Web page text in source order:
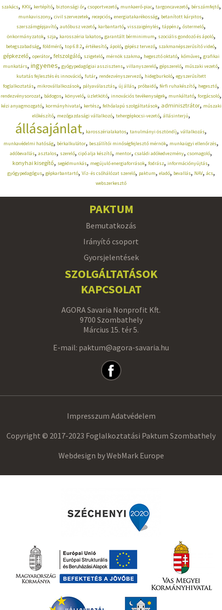
szakács, KKV, kertépítő, biztonsági őr, csoportvezető, munkaerő-piac, targoncavezető, bérszámfejtő,
munkaviszony, civil szervezetek, recepciós, energiatakarékosság, betanított kárpitos,
szerszámgépjavító, autóbusz vezető, karbantartó, visszaigénylés, táppénz, őstermelő,
önkormányzatok, szja, karosszéria lakatos, garantált bérminimum, szociális gondozó és ápoló,
betegszabadság, földmérő, top 6.8.2, értékesítő, ápoló, gépész tervező, szakmanépszerűsítő videó,
gépkezelő, operátor, felszolgáló, szigetelő, mérnök szakma, hegesztő oktató, kőműves, grafikai
munkatárs, ingyenes, gyógypedagógiai asszisztens, villanyszerelő, gépszerelő, műszaki vezető,
kutatás fejlesztés és innováció, futár, rendezvényszervező, hidegburkoló, egyszerűsített
foglalkoztatás, mikrovállalkozások, pályaválasztás, új állás, próbaidő, férfi ruhakészítő, hegesztő,
rendezvénysorozat, bádogos, könyvelő, üzletkötő, innovációs tevékenységek, munkáltató, forgácsoló,
kézi anyagmozgató, kormányhivatal, kertész, felhőalapú szolgáltatások, adminisztrátor, műszaki
előkészítő, mezőgazdasági vállalkozó, tehergépkocsi-vezető, állásinterjú,
állásajánlat, karosszérialakatos, tanulmányi ösztöndíj, vállalkozás,
munkavédelmi hatóság, bérkalkulátor, beszállítói minőségfejlesztő mérnök, munkaügyi ellenőrzés,
adóbevallás, asztalos, szerelő, cipő alja készítő, mentor, családi adókedvezmény, csomagoló,
konyhai kisegítő, segédmunkás, megújuló energiaforrások, fodrász, információnyújtás,
gyógypedagógus, gépkarbantartó, Víz- és csőhálózat szerelő, paktum, eladó, bevallás, NAV, ács,
webszerkesztő
PAKTUM
Bemutatkozás
Irányító csoport
Gyorsjelentések
SZOLGÁLTATÁSOK
KAPCSOLAT
AGORA Savaria Nonprofit Kft.
9700 Szombathely
Március 15. tér 5.
E-mail: paktum@agora-savaria.hu
Impresszum Adatvédelem
Copyright © 2017-2023 Foglalkoztatási Paktum Szombathely
Webdesign byWebMark Europe